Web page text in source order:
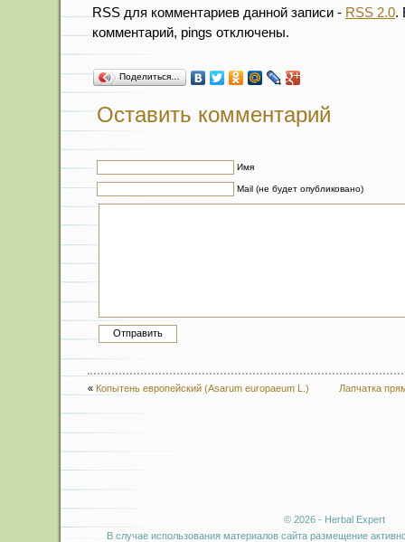
RSS для комментариев данной записи - RSS 2.0.
комментарий, pings отключены.
Поделиться…
Оставить комментарий
Имя
Mail (не будет опубликовано)
« Копытень европейский (Asarum europaeum L.) Лапчатка
© 2026 - Herbal Expert
В случае использования материалов сайта размещение